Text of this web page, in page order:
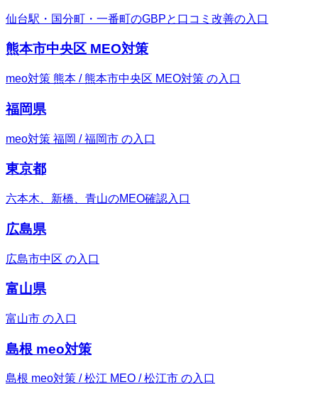
仙台駅・国分町・一番町のGBPと口コミ改善の入口
熊本市中央区 MEO対策
meo対策 熊本 / 熊本市中央区 MEO対策 の入口
福岡県
meo対策 福岡 / 福岡市 の入口
東京都
六本木、新橋、青山のMEO確認入口
広島県
広島市中区 の入口
富山県
富山市 の入口
島根 meo対策
島根 meo対策 / 松江 MEO / 松江市 の入口